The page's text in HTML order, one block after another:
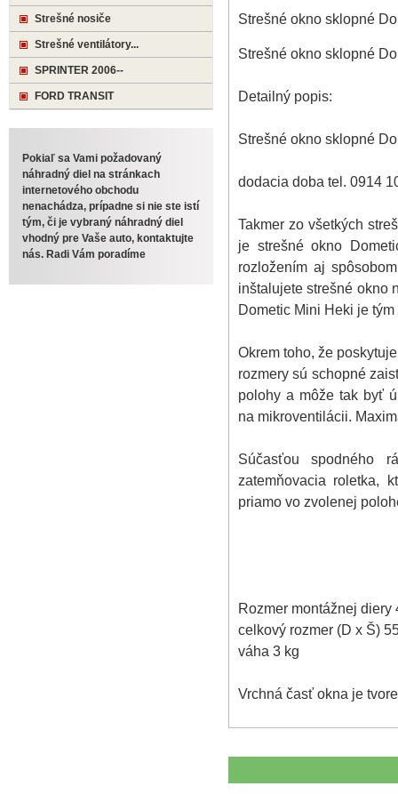
Strešné okno sklopné
Strešné okno sklopné
Detailný popis:
Strešné okno sklopné
dodacia doba tel. 0914
Takmer zo všetkých
je strešné okno
rozložením aj
inštalujete strešné okno
Dometic Mini Heki je tým
Okrem toho, že
rozmery sú schopné
polohy a môže tak byť
na mikroventilácii.
Súčasťou spodného
zatemňovacia roletka,
priamo vo zvolenej
Rozmer montážnej diery
celkový rozmer (D x Š)
váha 3 kg
Vrchná časť okna je
Strešné nosiče
Strešné ventilátory...
SPRINTER 2006--
FORD TRANSIT
Pokiaľ sa Vami požadovaný
náhradný diel na stránkach
internetového obchodu
nenachádza, prípadne si nie ste istí
tým, či je vybraný náhradný diel
vhodný pre Vaše auto, kontaktujte
nás. Radi Vám poradíme